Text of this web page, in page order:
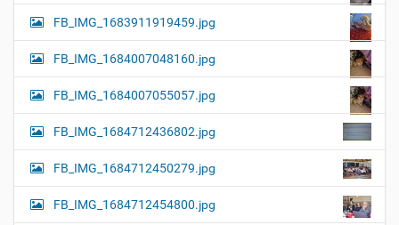
FB_IMG_1683911919459.jpg
FB_IMG_1684007048160.jpg
FB_IMG_1684007055057.jpg
FB_IMG_1684712436802.jpg
FB_IMG_1684712450279.jpg
FB_IMG_1684712454800.jpg